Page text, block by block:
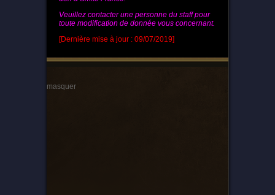
Veuillez contacter une personne du staff pour
toute modification de donnée vous concernant.
[Dernière mise à jour : 09/07/2019]
masquer